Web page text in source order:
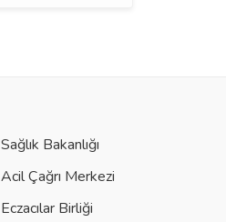
Sağlık Bakanlığı
Acil Çağrı Merkezi
Eczacılar Birliği